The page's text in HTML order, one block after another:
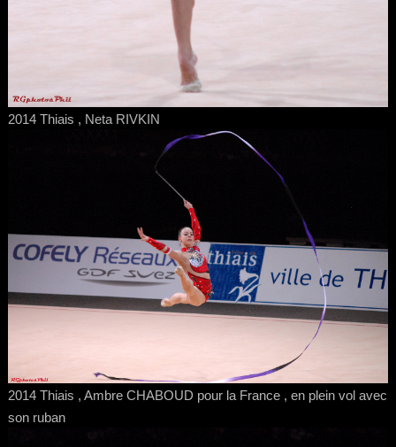
2014 Thiais , Neta RIVKIN
2014 Thiais , Ambre CHABOUD pour la France , en plein vol avec
son ruban